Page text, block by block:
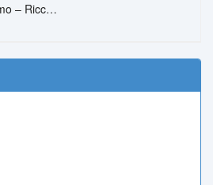
Sara Perche Ti Amo – Ricchi E Poveri